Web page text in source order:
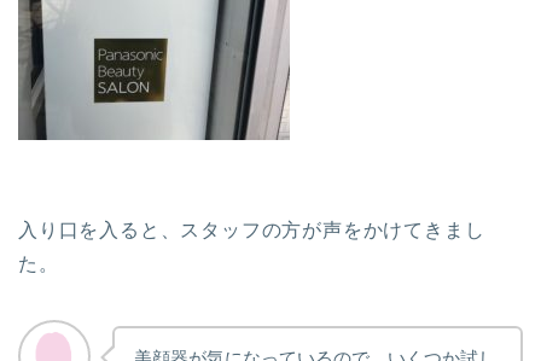
入り口を入ると、スタッフの方が声をかけてきまし
た。